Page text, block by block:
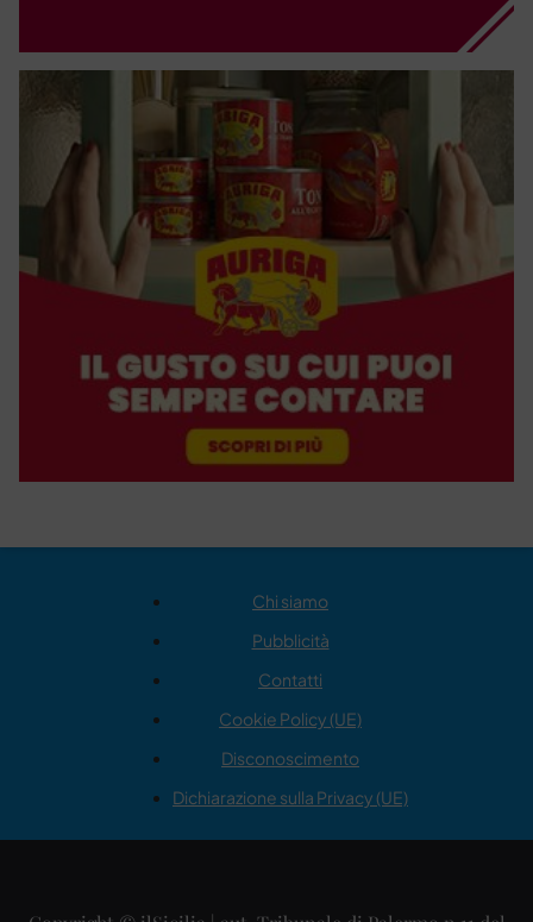
Chi siamo
Pubblicità
Contatti
Cookie Policy (UE)
Disconoscimento
Dichiarazione sulla Privacy (UE)